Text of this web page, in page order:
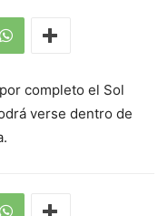
completo el Sol
verse dentro de